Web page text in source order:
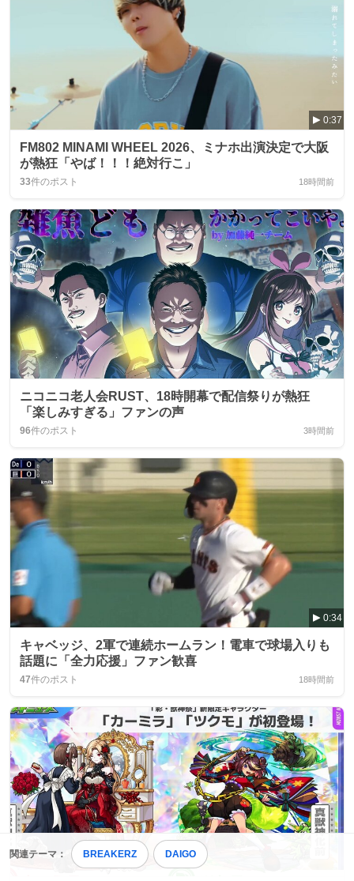
関連テーマ： BREAKERZ DAIGO
0:37
FM802 MINAMI WHEEL 2026、ミナホ出演決定で大阪
が熱狂「やば！！！絶対行こ」
33件のポスト 18時間前
ニコニコ老人会RUST、18時開幕で配信祭りが熱狂
「楽しみすぎる」ファンの声
96件のポスト 3時間前
0:34
キャベッジ、2軍で連続ホームラン！電車で球場入りも
話題に「全力応援」ファン歓喜
47件のポスト 18時間前